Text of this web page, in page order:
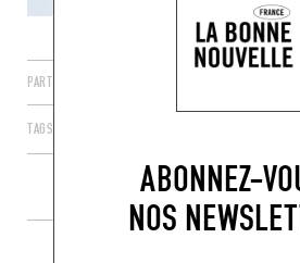
ABONNEZ-
NOS
PARTAGER
TAGS